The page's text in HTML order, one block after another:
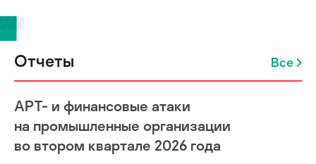
Отчеты Все
APT- и финансовые атаки
на промышленные организации
во втором квартале 2026 года